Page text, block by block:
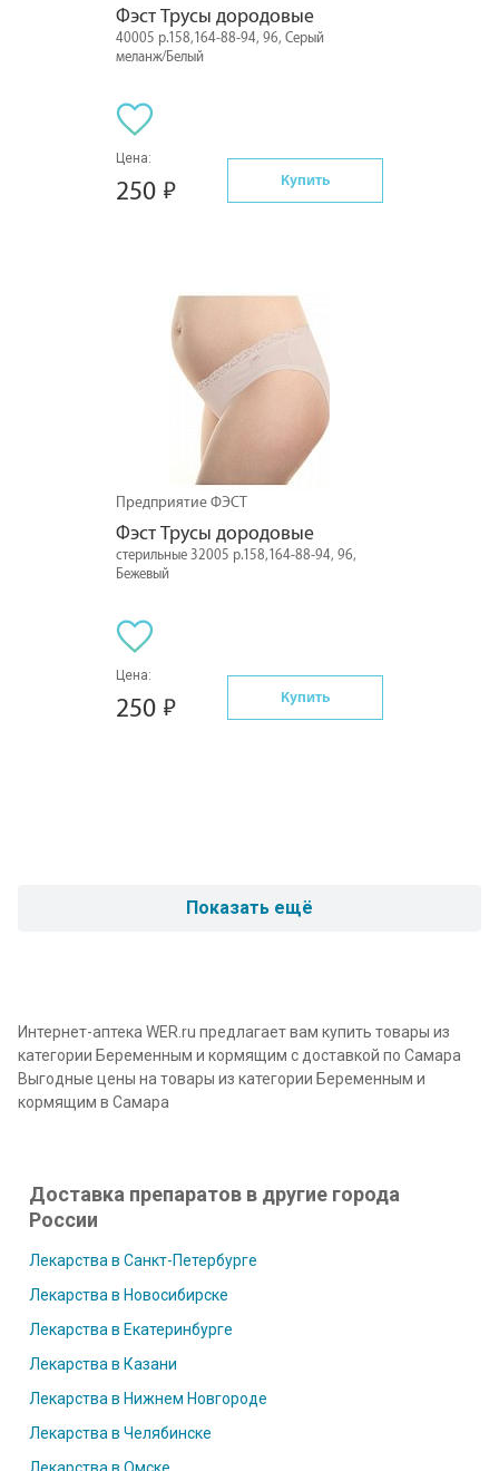
Фэст Трусы дородовые
40005 р.158,164-88-94, 96, Серый
меланж/Белый
Цена:
250 Купить
Предприятие ФЭСТ
Фэст Трусы дородовые
стерильные 32005 р.158,164-88-94, 96,
Бежевый
Цена:
250 Купить
Показать ещё
Интернет-аптека WER.ru предлагает вам купить товары из
категории Беременным и кормящим с доставкой по Самара
Выгодные цены на товары из категории Беременным и
кормящим в Самара
Доставка препаратов в другие города
России
Лекарства в Санкт-Петербурге
Лекарства в Новосибирске
Лекарства в Екатеринбурге
Лекарства в Казани
Лекарства в Нижнем Новгороде
Лекарства в Челябинске